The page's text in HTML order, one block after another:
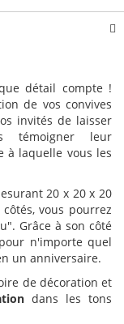
détail compte !
de vos convives
invités de laisser
témoigner leur
à laquelle vous les
20 x 20 x 20
vous pourrez
Grâce à son côté
pour n'importe quel
un anniversaire.
de décoration et
dans les tons